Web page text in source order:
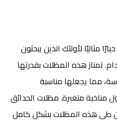
مثاليًا لأولئك الذين يبحثون
تمتاز هذه المظلات بقدرتها
مما يجعلها مناسبة
متغيرة. مظلات الحدائق
طى هذه المظلات بشكل كامل